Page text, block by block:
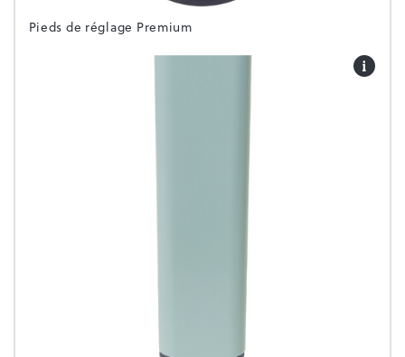
Pieds de réglage Premium